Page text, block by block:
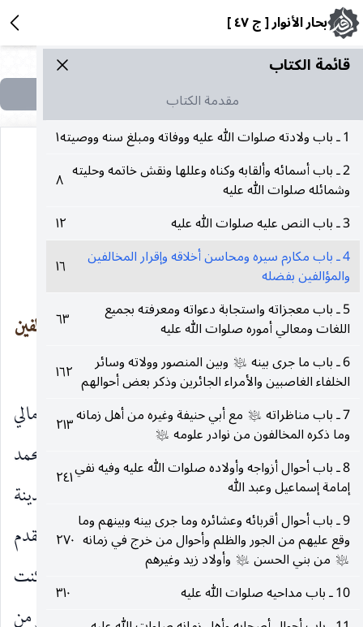
بحار الأنوار [ ج ٤٧ ]
قائمة الکتاب
مقدمة الكتاب
1 ـ باب ولادته صلوات الله عليه ووفاته ومبلغ سنه ووصيته
١
2 ـ باب أسمائه وألقابه وكناه وعللها ونقش خاتمه وحليته
وشمائله صلوات الله عليه
٨
3 ـ باب النص عليه صلوات الله عليه
١٢
4 ـ باب مكارم سيره ومحاسن أخلاقه وإقرار المخالفين
والمؤالفين بفضله
١٦
5 ـ باب معجزاته واستجابة دعواته ومعرفته بجميع
اللغات ومعالي أموره صلوات الله عليه
٦٣
6 ـ باب ما جرى بينه
عليه‌السلام وبين المنصور وولاته وسائر
الخلفاء الغاصبين والأمراء الجائرين وذكر بعض أحوالهم ١٦٢
7 ـ باب مناظراته
عليه‌السلام مع أبي حنيفة وغيره من أهل زمانه
وما ذكره المخالفون من نوادر علومه عليه‌السلام
٢١٣
8 ـ باب أحوال أزواجه وأولاده صلوات الله عليه وفيه نفي
إمامة إسماعيل وعبد الله
٢٤١
9 ـ باب أحوال أقربائه وعشائره وما جرى بينه وبينهم وما
وقع عليهم من الجور والظلم وأحوال من خرج في زمانه
عليه‌السلام من بني الحسن عليه‌السلام وأولاد زيد وغيرهم
٢٧٠
10 ـ باب مداحيه صلوات الله عليه
٣١٠
٤
*(باب)*
*(مكارم سيره ومحاسن أخلاقه وإقرار المخالفين والمؤالفين
بفضله)*
١ ـ ل
(١) :الخصالعليه‌السلام(٢) ، علل الشرائع لي ، الأمالي
للصدوق ابن المتوكل عن السعدآبادي عن البرقي عن محمد
بن زياد الأزدي قال سمعت مالك بن أنس فقيه المدينة
يقول كنت أدخل إلى الصادق جعفر بن محمد عليه‌السلام
فيقدم
لي مخدة ويعرف لي قدرا ويقول يا مالك إني أحبك فكنت
عليه‌السلام